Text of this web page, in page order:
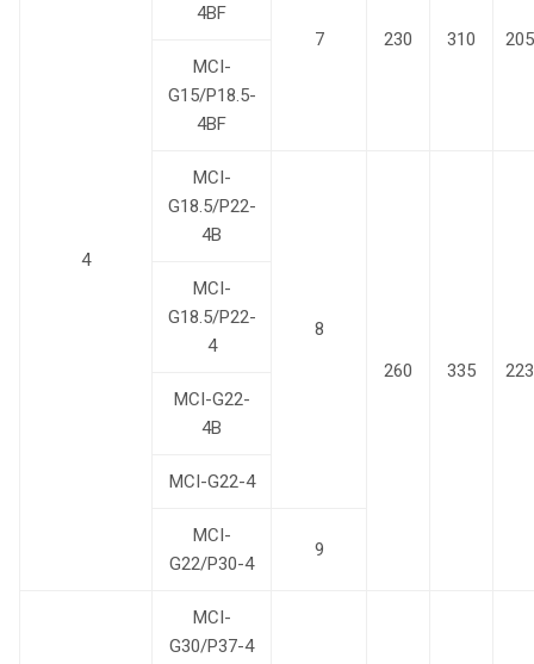
4
4BF
7
230 310
205
MCI-
G15/P18.5-
4BF
MCI-
G18.5/P22-
4B
8
260
335 223
MCI-
G18.5/P22-
4
MCI-G22-
4B
MCI-G22-4
MCI-
G22/P30-4
9
MCI-
G30/P37-4